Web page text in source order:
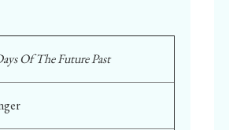
Of The Future Past